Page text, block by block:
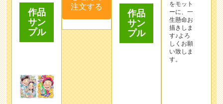
作品
サン
プル
作品
サン
プル
をモット
ーに、一
生懸命お
描きしま
す♪よろ
しくお願
い致しま
す。